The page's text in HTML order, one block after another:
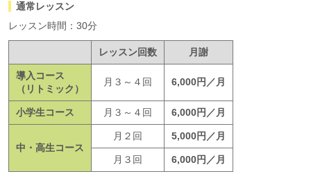
通常レッスン
レッスン時間 ： 30分
レッスン回数 月謝
導入コース
（リトミック）
月３～４回 6,000円／月
小学生コース 月３～４回 6,000円／月
中・高生コース
月２回 5,000円／月
月３回 6,000円／月